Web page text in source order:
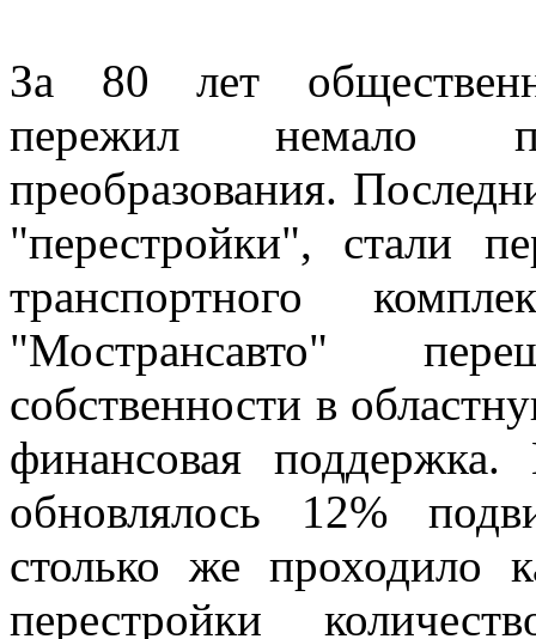
За 80 лет
пережил немало
преобразования.
"перестройки", стали
транспортного
"Мострансавто"
собственности в
финансовая
обновлялось 12%
столько же проходило
перестройки